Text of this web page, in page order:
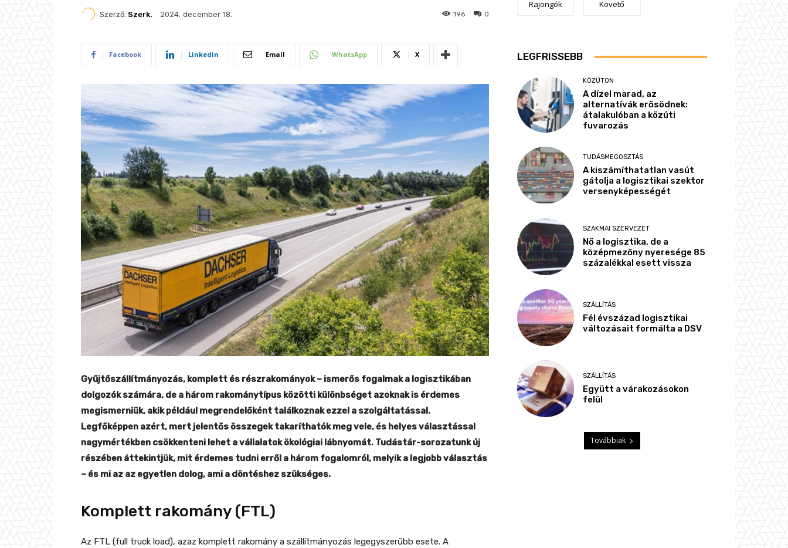
Szerző: Szerk. 2024. december 18. 0
196
Facebook Linkedin Email WhatsApp X
Gyűjtőszállítmányozás, komplett és részrakományok – ismerős fogalmak a logisztikában
dolgozók számára, de a három rakománytípus közötti különbséget azoknak is érdemes
megismerniük, akik például megrendelőként találkoznak ezzel a szolgáltatással.
Legfőképpen azért, mert jelentős összegek takaríthatók meg vele, és helyes választással
nagymértékben csökkenteni lehet a vállalatok ökológiai lábnyomát. Tudástár-sorozatunk új
részében áttekintjük, mit érdemes tudni erről a három fogalomról, melyik a legjobb választás
– és mi az az egyetlen dolog, ami a döntéshez szükséges.
Komplett rakomány (FTL)
Az FTL (full truck load), azaz komplett rakomány a szállítmányozás legegyszerűbb esete. A
Rajongók Követő
LEGFRISSEBB
KÖZÚTON
A dízel marad, az
alternatívák erősödnek:
átalakulóban a közúti
fuvarozás
TUDÁSMEGOSZTÁS
A kiszámíthatatlan vasút
gátolja a logisztikai szektor
versenyképességét
SZAKMAI SZERVEZET
Nő a logisztika, de a
középmezőny nyeresége 85
százalékkal esett vissza
SZÁLLÍTÁS
Fél évszázad logisztikai
változásait formálta a DSV
SZÁLLÍTÁS
Együtt a várakozásokon
felül
Továbbiak